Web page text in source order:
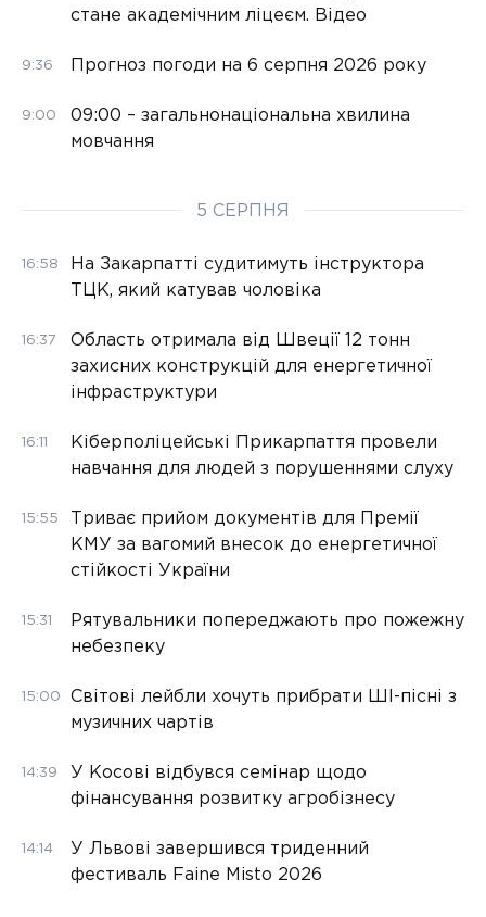
стане академічним ліцеєм. Відео
9:36 Прогноз погоди на 6 серпня 2026 року
9:00
09:00 – загальнонаціональна хвилина
мовчання
5 СЕРПНЯ
16:58
На Закарпатті судитимуть інструктора
ТЦК, який катував чоловіка
16:37
Область отримала від Швеції 12 тонн
захисних конструкцій для енергетичної
інфраструктури
16:11
Кіберполіцейські Прикарпаття провели
навчання для людей з порушеннями слуху
15:55
Триває прийом документів для Премії
КМУ за вагомий внесок до енергетичної
стійкості України
15:31
Рятувальники попереджають про пожежну
небезпеку
15:00
Світові лейбли хочуть прибрати ШІ-пісні з
музичних чартів
14:39
У Косові відбувся семінар щодо
фінансування розвитку агробізнесу
14:14
У Львові завершився триденний
фестиваль Faine Misto 2026